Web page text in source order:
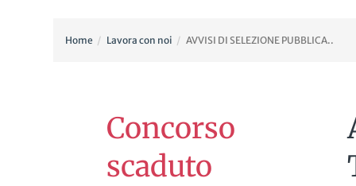
Home Lavora con noi AVVISI DI SELEZIONE PUBBLICA..
Concorso
scaduto